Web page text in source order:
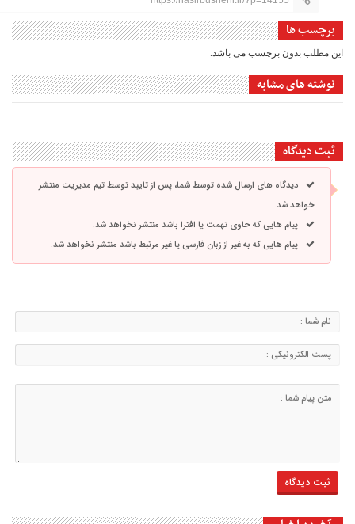
برچسب ها
این مطلب بدون برچسب می باشد.
نوشته های مشابه
ثبت دیدگاه
دیدگاه های ارسال شده توسط شما، پس از تایید توسط تیم مدیریت منتشر
خواهد شد.
پیام هایی که حاوی تهمت یا افترا باشد منتشر نخواهد شد.
پیام هایی که به غیر از زبان فارسی یا غیر مرتبط باشد منتشر نخواهد شد.